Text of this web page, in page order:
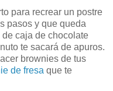
para recrear un postre
pasos y que queda
caja de chocolate
te sacará de apuros.
brownies de tus
de fresa que te